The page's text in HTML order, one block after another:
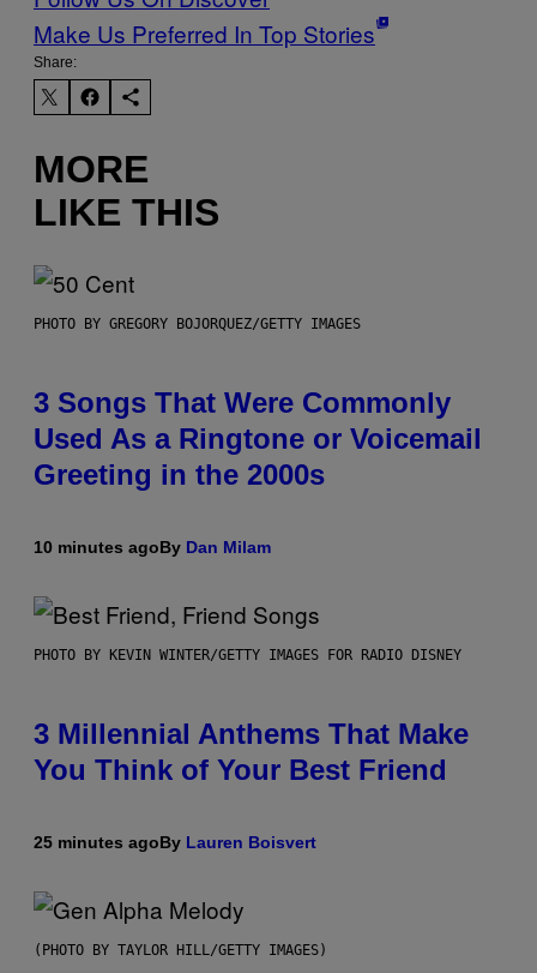
Make Us Preferred In Top Stories
Share:
MORE
LIKE THIS
PHOTO BY GREGORY BOJORQUEZ/GETTY IMAGES
3 Songs That Were Commonly
Used As a Ringtone or Voicemail
Greeting in the 2000s
10 minutes agoBy Dan Milam
PHOTO BY KEVIN WINTER/GETTY IMAGES FOR RADIO DISNEY
3 Millennial Anthems That Make
You Think of Your Best Friend
25 minutes agoBy Lauren Boisvert
(PHOTO BY TAYLOR HILL/GETTY IMAGES)